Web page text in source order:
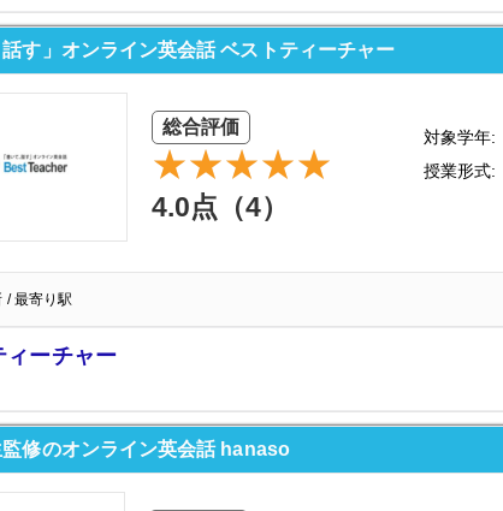
話す」オンライン英会話 ベストティーチャー
総合評価
4.0点（4）
対象学年:
授業形式:
/ 最寄り駅
ィーチャー
監修のオンライン英会話 hanaso